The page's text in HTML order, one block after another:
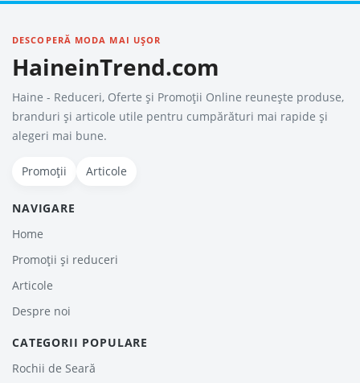
DESCOPERĂ MODA MAI UȘOR
HaineinTrend.com
Haine - Reduceri, Oferte şi Promoţii Online reunește produse,
branduri și articole utile pentru cumpărături mai rapide și
alegeri mai bune.
Promoții Articole
NAVIGARE
Home
Promoții și reduceri
Articole
Despre noi
CATEGORII POPULARE
Rochii de Seară